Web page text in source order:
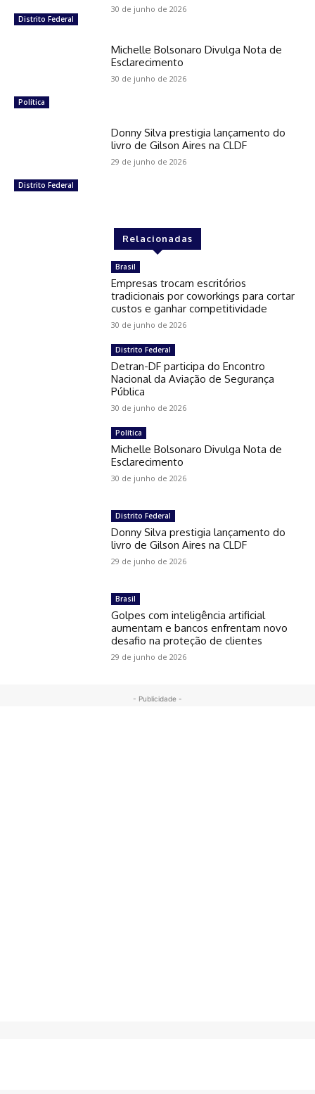
Distrito Federal
30 de junho de 2026
Política
Michelle Bolsonaro Divulga Nota de
Esclarecimento
30 de junho de 2026
Distrito Federal
Donny Silva prestigia lançamento do
livro de Gilson Aires na CLDF
29 de junho de 2026
Relacionadas
Brasil
Empresas trocam escritórios
tradicionais por coworkings para cortar
custos e ganhar competitividade
30 de junho de 2026
Distrito Federal
Detran-DF participa do Encontro
Nacional da Aviação de Segurança
Pública
30 de junho de 2026
Política
Michelle Bolsonaro Divulga Nota de
Esclarecimento
30 de junho de 2026
Distrito Federal
Donny Silva prestigia lançamento do
livro de Gilson Aires na CLDF
29 de junho de 2026
Brasil
Golpes com inteligência artificial
aumentam e bancos enfrentam novo
desafio na proteção de clientes
29 de junho de 2026
- Publicidade -